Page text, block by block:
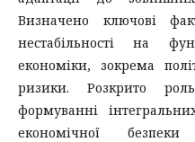
Визначено ключові
нестабільності на
економіки, зокрема
ризики. Розкрито
формуванні
економічної